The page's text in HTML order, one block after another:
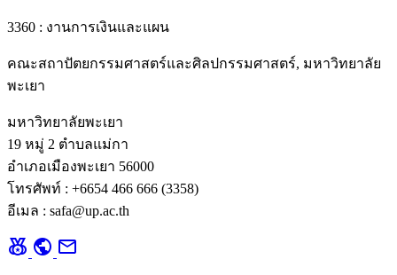
3360 : งานการเงินและแผน
คณะสถาปัตยกรรมศาสตร์และศิลปกรรมศาสตร์, มหาวิทยาลัย
พะเยา
มหาวิทยาลัยพะเยา
19 หมู่ 2 ตำบลแม่กา
อำเภอเมืองพะเยา 56000
โทรศัพท์ : +6654 466 666 (3358)
อีเมล : safa@up.ac.th
social_leaderboard public mail